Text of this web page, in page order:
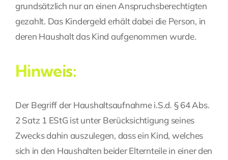
grundsätzlich nur an einen Anspruchsberechtigten
gezahlt. Das Kindergeld erhält dabei die Person, in
deren Haushalt das Kind aufgenommen wurde.
Hinweis:
Der Begriff der Haushaltsaufnahme i.S.d. § 64 Abs.
2 Satz 1 EStG ist unter Berücksichtigung seines
Zwecks dahin auszulegen, dass ein Kind, welches
sich in den Haushalten beider Elternteile in einer den